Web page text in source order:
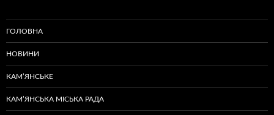
ГОЛОВНА
НОВИНИ
КАМ’ЯНСЬКЕ
КАМ’ЯНСЬКА МІСЬКА РАДА